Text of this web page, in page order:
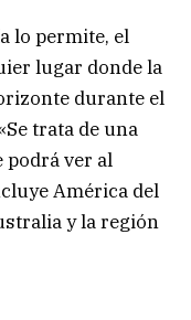
lo permite, el
lugar donde la
durante el
trata de una
podrá ver al
América del
y la región